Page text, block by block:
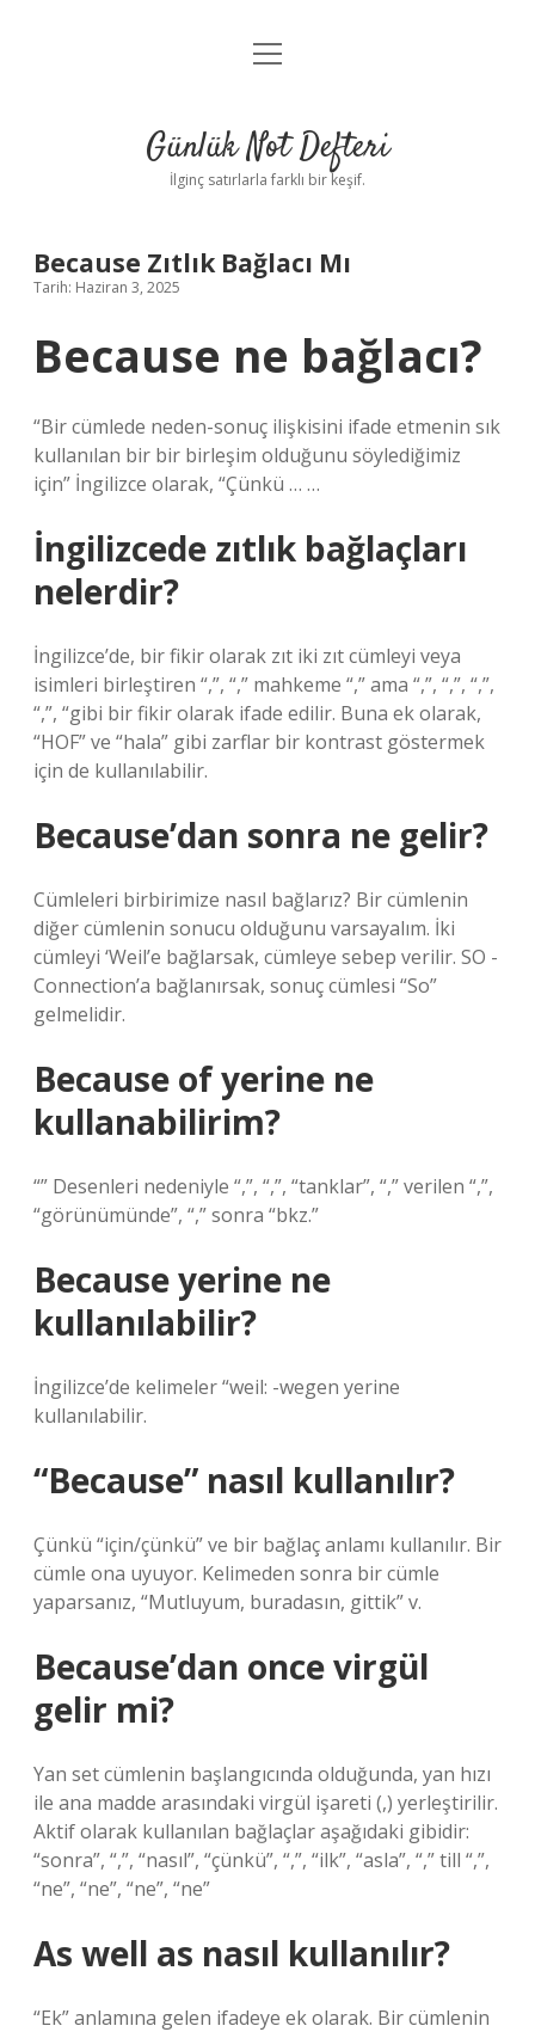
Anasayfa
Yasal Uyarı
menüyü
Günlük Not Defteri
İlginç satırlarla farklı bir keşif.
Because Zıtlık Bağlacı Mı
Tarih: Haziran 3, 2025
Because ne bağlacı?
“Bir cümlede neden-sonuç ilişkisini ifade etmenin sık
kullanılan bir bir birleşim olduğunu söylediğimiz
için” İngilizce olarak, “Çünkü … …
İngilizcede zıtlık bağlaçları
nelerdir?
İngilizce’de, bir fikir olarak zıt iki zıt cümleyi veya
isimleri birleştiren “,”, “,” mahkeme “,” ama “,”, “,”, “,”,
“,”, “gibi bir fikir olarak ifade edilir. Buna ek olarak,
“HOF” ve “hala” gibi zarflar bir kontrast göstermek
için de kullanılabilir.
Because’dan sonra ne gelir?
Cümleleri birbirimize nasıl bağlarız? Bir cümlenin
diğer cümlenin sonucu olduğunu varsayalım. İki
cümleyi ‘Weil’e bağlarsak, cümleye sebep verilir. SO -
Connection’a bağlanırsak, sonuç cümlesi “So”
gelmelidir.
Because of yerine ne
kullanabilirim?
“” Desenleri nedeniyle “,”, “,”, “tanklar”, “,” verilen “,”,
“görünümünde”, “,” sonra “bkz.”
Because yerine ne
kullanılabilir?
İngilizce’de kelimeler “weil: -wegen yerine
kullanılabilir.
“Because” nasıl kullanılır?
Çünkü “için/çünkü” ve bir bağlaç anlamı kullanılır. Bir
cümle ona uyuyor. Kelimeden sonra bir cümle
yaparsanız, “Mutluyum, buradasın, gittik” v.
Because’dan once virgül
gelir mi?
Yan set cümlenin başlangıcında olduğunda, yan hızı
ile ana madde arasındaki virgül işareti (,) yerleştirilir.
Aktif olarak kullanılan bağlaçlar aşağıdaki gibidir:
“sonra”, “,”, “nasıl”, “çünkü”, “,”, “ilk”, “asla”, “,” till “,”,
“ne”, “ne”, “ne”, “ne”
As well as nasıl kullanılır?
“Ek” anlamına gelen ifadeye ek olarak. Bir cümlenin